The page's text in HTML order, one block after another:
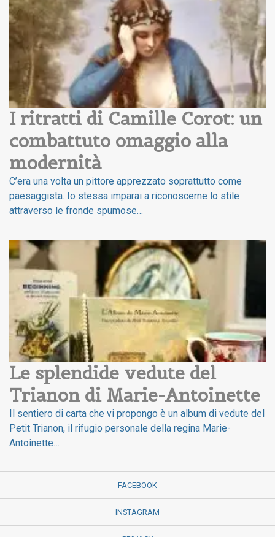
I ritratti di Camille Corot: un
combattuto omaggio alla
modernità
C’era una volta un pittore apprezzato soprattutto come
paesaggista. Io stessa imparai a riconoscerne lo stile
attraverso le fronde spumose…
Le splendide vedute del
Trianon di Marie-Antoinette
Il sentiero di carta che vi propongo è un album di vedute del
Petit Trianon, il rifugio personale della regina Marie-
Antoinette…
FACEBOOK
INSTAGRAM